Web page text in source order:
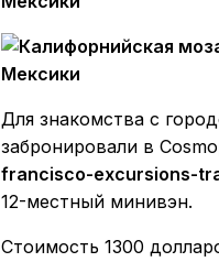
Для знакомства с
забронировали в
francisco-excursions-
12-местный минивэн.
Стоимость 1300